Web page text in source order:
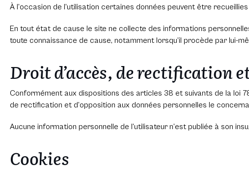
À l’occasion de l’utilisation certaines données peuvent être
En tout état de cause le site ne collecte des informations
toute connaissance de cause, notamment lorsqu’il procède par lui-
Droit d’accès, de rectification
Conformément aux dispositions des articles 38 et suivants de la loi
de rectification et d’opposition aux données personnelles le
Aucune information personnelle de l’utilisateur n’est publiée à son
Cookies